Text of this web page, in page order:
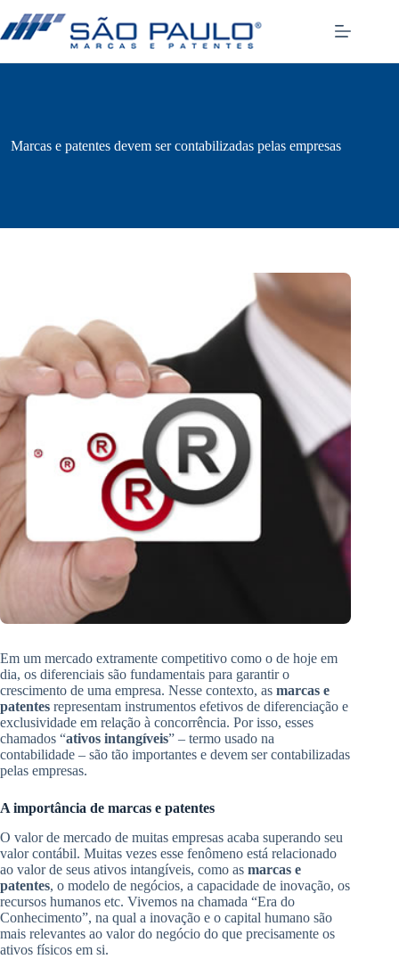
para
o
Marcas e patentes devem ser contabilizadas pelas empresas
Em um mercado extramente competitivo como o de hoje em
dia, os diferenciais são fundamentais para garantir o
crescimento de uma empresa. Nesse contexto, as marcas e
patentes representam instrumentos efetivos de diferenciação e
exclusividade em relação à concorrência. Por isso, esses
chamados “ativos intangíveis” – termo usado na
contabilidade – são tão importantes e devem ser contabilizadas
pelas empresas.
A importância de marcas e patentes
O valor de mercado de muitas empresas acaba superando seu
valor contábil. Muitas vezes esse fenômeno está relacionado
ao valor de seus ativos intangíveis, como as marcas e
patentes, o modelo de negócios, a capacidade de inovação, os
recursos humanos etc. Vivemos na chamada “Era do
Conhecimento”, na qual a inovação e o capital humano são
mais relevantes ao valor do negócio do que precisamente os
ativos físicos em si.